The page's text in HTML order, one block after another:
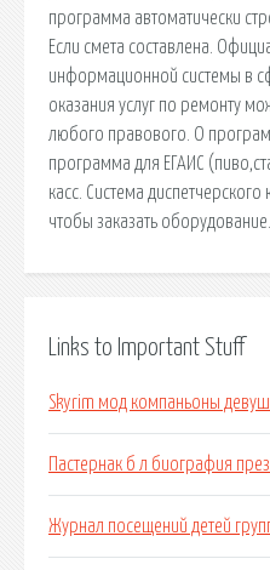
программа автоматически
Если смета составлена.
информационной системы в
оказания услуг по ремонту
любого правового. О
программа для ЕГАИС
касс. Система диспетчерского
чтобы заказать оборудование.
Links to Important Stuff
Skyrim мод компаньоны
Пастернак б л биография
Журнал посещений детей